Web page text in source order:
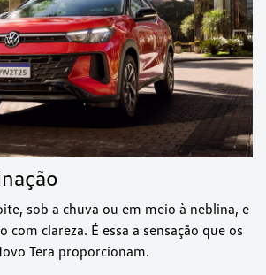
sob a chuva ou em meio à neblina, e
com clareza. É essa a sensação que os
Tera proporcionam.